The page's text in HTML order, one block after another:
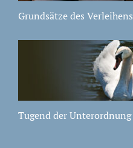
Grundsätze des Verleihens
Tugend der Unterordnung